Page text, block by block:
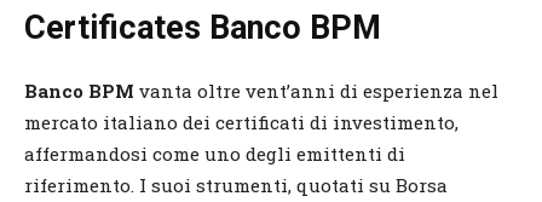
Certificates Banco BPM
Banco BPM vanta oltre vent’anni di esperienza nel
mercato italiano dei certificati di investimento,
affermandosi come uno degli emittenti di
riferimento. I suoi strumenti, quotati su Borsa